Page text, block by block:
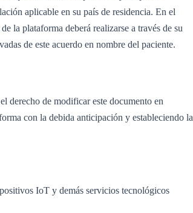
aplicable en su país de residencia. En el
la plataforma deberá realizarse a través de su
de este acuerdo en nombre del paciente.
derecho de modificar este documento en
con la debida anticipación y estableciendo la
IoT y demás servicios tecnológicos